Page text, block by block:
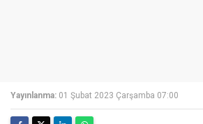
Yayınlanma: 01 Şubat 2023 Çarşamba 07:00